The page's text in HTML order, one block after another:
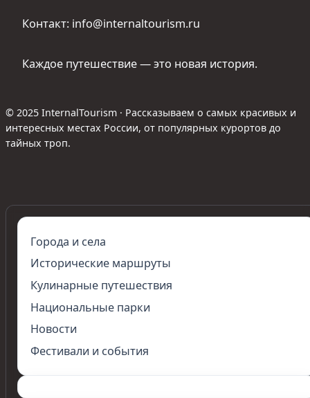
Контакт: info@internaltourism.ru
Каждое путешествие — это новая история.
© 2025 InternalTourism · Рассказываем о самых красивых и
интересных местах России, от популярных курортов до
тайных троп.
Города и села
Исторические маршруты
Кулинарные путешествия
Национальные парки
Новости
Фестивали и события